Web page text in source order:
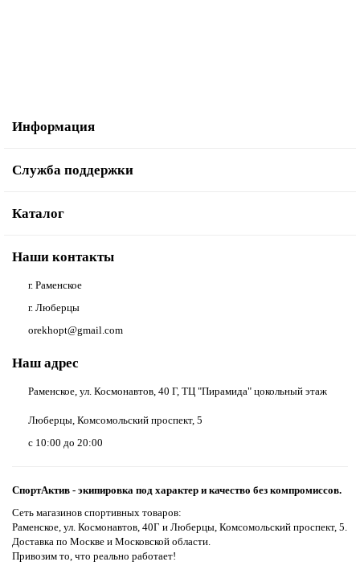
Информация
Служба поддержки
Каталог
Наши контакты
г. Раменское
г. Люберцы
orekhopt@gmail.com
Наш адрес
Раменское, ул. Космонавтов, 40 Г, ТЦ "Пирамида" цокольный этаж
Люберцы, Комсомольский проспект, 5
с 10:00 до 20:00
СпортАктив - экипировка под характер и качество без компромиссов.
Сеть магазинов спортивных товаров:
Раменское, ул. Космонавтов, 40Г и Люберцы, Комсомольский проспект, 5.
Доставка по Москве и Московской области.
Привозим то, что реально работает!